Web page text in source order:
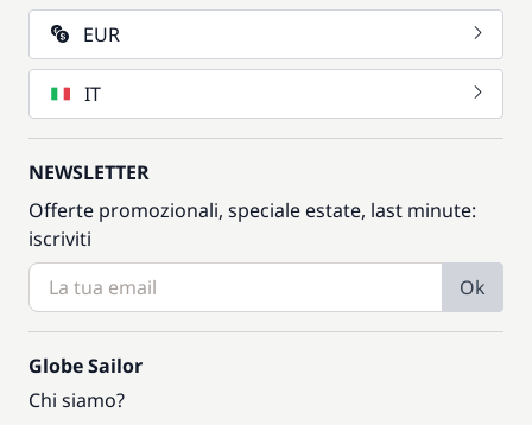
EUR
IT
NEWSLETTER
Offerte promozionali, speciale estate, last minute:
iscriviti
Ok
Globe Sailor
Chi siamo?